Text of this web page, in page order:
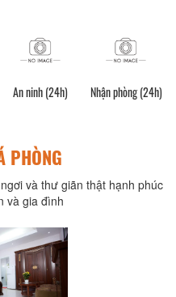
An ninh (24h) Nhận phòng (24h)
PHÒNG
và thư giãn thật hạnh phúc
và gia đình